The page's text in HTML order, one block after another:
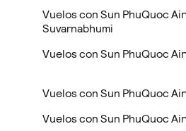
Vuelos con Sun PhuQuoc
Suvarnabhumi
Vuelos con Sun PhuQuoc
Vuelos con Sun PhuQuoc
Vuelos con Sun PhuQuoc